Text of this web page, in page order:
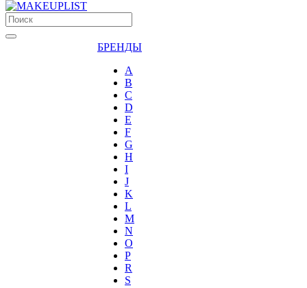
БРЕНДЫ
A
B
C
D
E
F
G
H
I
J
K
L
M
N
O
P
R
S